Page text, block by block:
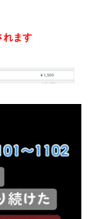
れます